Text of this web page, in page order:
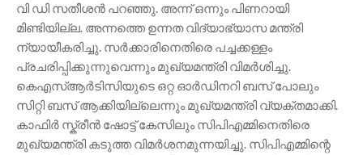
വി ഡി സതീശൻ പറഞ്ഞു. അന്ന് ഒന്നും പിണറായി
മിണ്ടിയില്ല. അന്നത്തെ ഉന്നത വിദ്യാഭ്യാസ മന്ത്രി
ന്യായീകരിച്ചു. സർക്കാരിനെതിരെ പച്ചക്കള്ളം
പ്രചരിപ്പിക്കുന്നുവെന്നും മുഖ്യമന്ത്രി വിമർശിച്ചു.
കെഎസ്ആർടിസിയുടെ ഒറ്റ ഓർഡിനറി ബസ് പോലും
സിറ്റി ബസ് ആക്കിയില്ലെന്നും മുഖ്യമന്ത്രി വ്യക്തമാക്കി.
കാഫിർ സ്ക്രീൻ ഷോട്ട് കേസിലും സിപിഎമ്മിനെതിരെ
മുഖ്യമന്ത്രി കടുത്ത വിമർശനമുന്നയിച്ചു. സിപിഎമ്മിന്റെ